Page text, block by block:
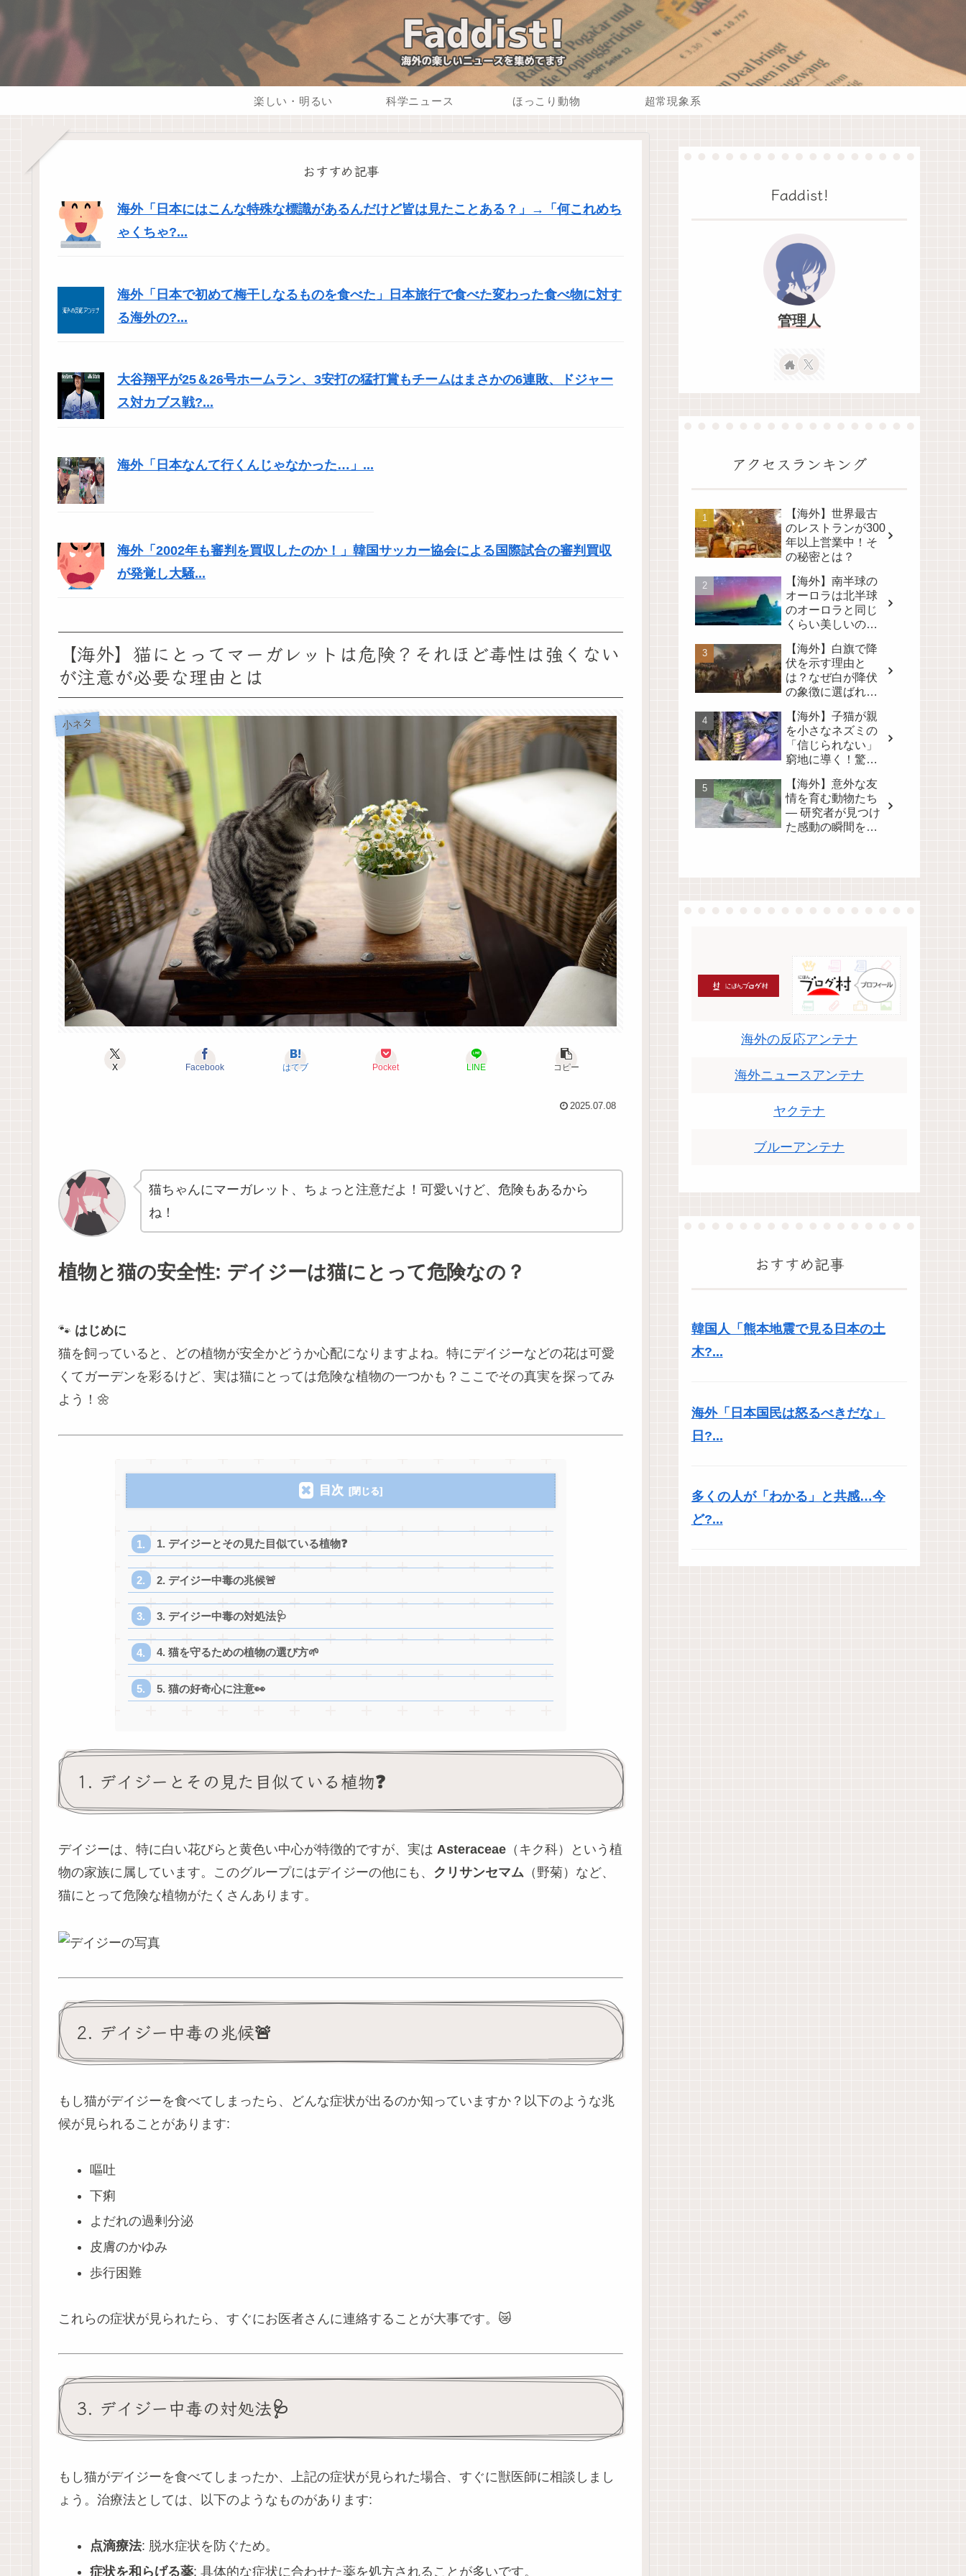
楽しい・明るい 科学ニュース ほっこり動物 超常現象系
おすすめ記事
海外「日本にはこんな特殊な標識があるんだけど皆は見たことある？」→「何これめち
ゃくちゃ?...
海外「日本で初めて梅干しなるものを食べた」日本旅行で食べた変わった食べ物に対す
る海外の?...
大谷翔平が25＆26号ホームラン、3安打の猛打賞もチームはまさかの6連敗、ドジャー
ス対カブス戦?...
海外「日本なんて行くんじゃなかった…」...
海外「2002年も審判を買収したのか！」韓国サッカー協会による国際試合の審判買収
が発覚し大騒...
【海外】猫にとってマーガレットは危険？それほど毒性は強くない
が注意が必要な理由とは
小ネタ
X Facebook はてブ Pocket LINE コピー
2025.07.08
猫ちゃんにマーガレット、ちょっと注意だよ！可愛いけど、危険もあるから
ね！
植物と猫の安全性: デイジーは猫にとって危険なの？
🐾 はじめに
猫を飼っていると、どの植物が安全かどうか心配になりますよね。特にデイジーなどの花は可愛
くてガーデンを彩るけど、実は猫にとっては危険な植物の一つかも？ここでその真実を探ってみ
よう！🌼
目次
1. デイジーとその見た目似ている植物❓
2. デイジー中毒の兆候🚨
3. デイジー中毒の対処法🩺
4. 猫を守るための植物の選び方🌱
5. 猫の好奇心に注意👀
1. デイジーとその見た目似ている植物❓
デイジーは、特に白い花びらと黄色い中心が特徴的ですが、実は Asteraceae （キク科）という植
物の家族に属しています。このグループにはデイジーの他にも、 クリサンセマム （野菊）など、
猫にとって危険な植物がたくさんあります。
2. デイジー中毒の兆候🚨
もし猫がデイジーを食べてしまったら、どんな症状が出るのか知っていますか？以下のような兆
候が見られることがあります:
嘔吐
下痢
よだれの過剰分泌
皮膚のかゆみ
歩行困難
これらの症状が見られたら、すぐにお医者さんに連絡することが大事です。😿
3. デイジー中毒の対処法🩺
もし猫がデイジーを食べてしまったか、上記の症状が見られた場合、すぐに獣医師に相談しまし
ょう。治療法としては、以下のようなものがあります:
点滴療法: 脱水症状を防ぐため。
症状を和らげる薬: 具体的な症状に合わせた薬を処方されることが多いです。
Faddist!
管理人
アクセスランキング
【海外】世界最古
のレストランが300
年以上営業中！そ
の秘密とは？
【海外】南半球の
オーロラは北半球
のオーロラと同じ
くらい美しいの
る！
【海外】白旗で降
伏を示す理由と
は？なぜ白が降伏
の象徴に選ばれた
【海外】子猫が親
を小さなネズミの
「信じられない」
窮地に導く！驚き
【海外】意外な友
情を育む動物たち
— 研究者が見つけ
た感動の瞬間を映
海外の反応アンテナ
海外ニュースアンテナ
ヤクテナ
ブルーアンテナ
おすすめ記事
韓国人「熊本地震で見る日本の土
木?...
海外「日本国民は怒るべきだな」
日?...
多くの人が「わかる」と共感…今
ど?...